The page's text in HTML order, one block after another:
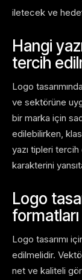
iletecek ve
Hangi
tercih
Logo
ve sektörüne
bir marka için
edilebilirken,
yazı tipleri tercih
karakterini
Logo
formatları
Logo tasarımı
edilmelidir.
net ve kaliteli